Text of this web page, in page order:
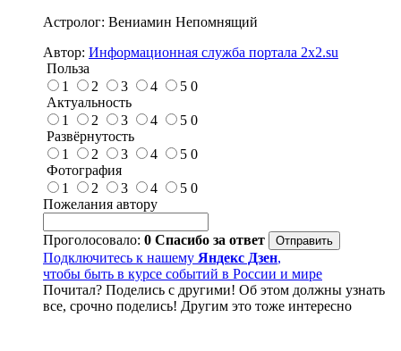
Астролог: Вениамин Непомнящий
Автор: Информационная служба портала 2x2.su
Польза
1
2 3 4 5 0
Актуальность
1
2 3 4 5 0
Развёрнутость
1
2 3 4 5 0
Фотография
1
2 3 4 5 0
Пожелания автору
Проголосовало: 0 Спасибо за ответ
Подключитесь к нашему Яндекс Дзен,
чтобы быть в курсе событий в России и мире
Почитал? Поделись с другими! Об этом должны узнать
все, срочно поделись! Другим это тоже интересно